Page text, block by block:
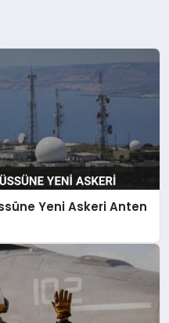
Yeni Askeri Anten